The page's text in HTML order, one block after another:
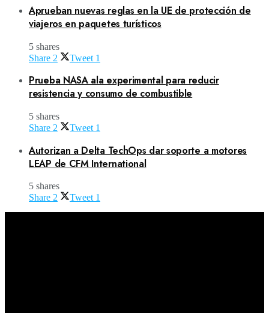
Aprueban nuevas reglas en la UE de protección de
viajeros en paquetes turísticos
5 shares
Share 2 Tweet 1
Prueba NASA ala experimental para reducir
resistencia y consumo de combustible
5 shares
Share 2 Tweet 1
Autorizan a Delta TechOps dar soporte a motores
LEAP de CFM International
5 shares
Share 2 Tweet 1